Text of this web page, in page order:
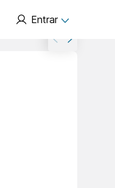
Entrar